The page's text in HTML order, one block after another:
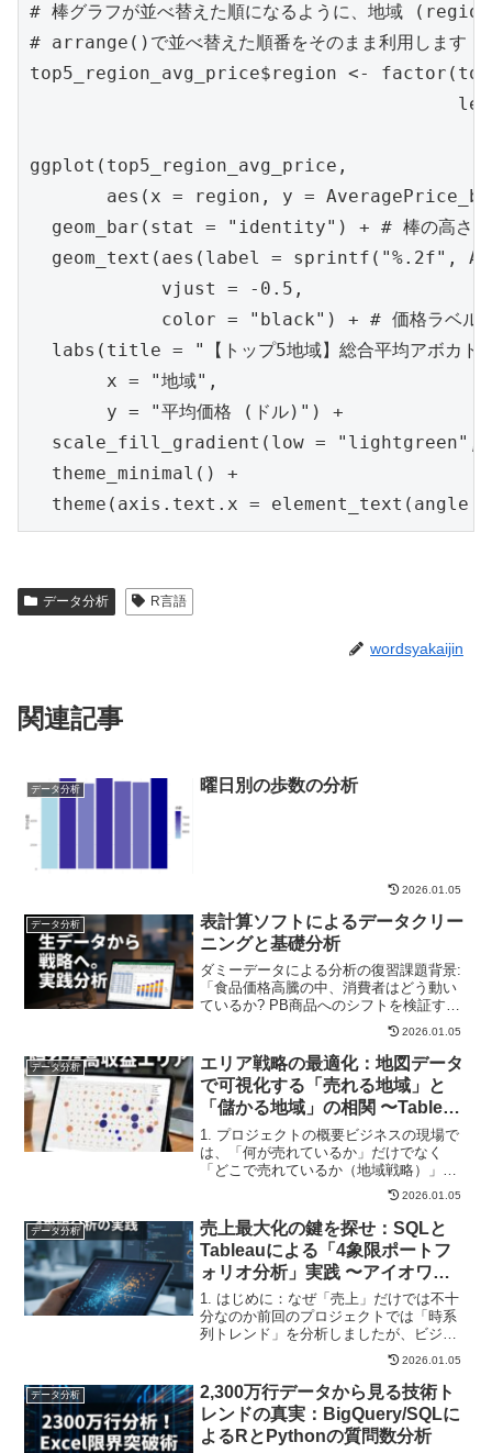
# 棒グラフが並べ替えた順になるように、地域
# arrange()で並べ替えた順番をそのまま利用します
top5_region_avg_price$region <-
ggplot(top5_region_avg_price,
aes(x = region, y =
geom_bar(stat = "identity") + # 棒の高さに
geom_text(aes(label = sprintf("%.2f",
            vjust = -0.5,
color = "black") + # 価格ラベルを
labs(title = "【トップ5地域】総合平均アボカド
       x = "地域",
       y = "平均価格 (ドル)") +
scale_fill_gradient(low = "lightgreen",
  theme_minimal() +
theme(axis.text.x = element_text(angle =
データ分析 R言語
wordsyakaijin
関連記事
データ分析 曜日別の歩数の分析
2026.01.05
データ分析
表計算ソフトによるデータクリー
ニングと基礎分析
ダミーデータによる分析の復習課題背景:
「食品価格高騰の中、消費者はどう動い
ているか? PB商品へのシフトを検証す
る」使用データとプロセス:取得した生デ
ータには不要な空白が含まれていたた
め、TRIM関数で正規化を実施 商品マス
タとVLOOK...
2026.01.05
データ分析
エリア戦略の最適化：地図データ
で可視化する「売れる地域」と
「儲かる地域」の相関 〜Tableau
マップとダッシュボードアクショ
ンによるインタラクティブ分析〜
1. プロジェクトの概要ビジネスの現場で
は、「何が売れているか」だけでなく
「どこで売れているか（地域戦略）」が
重要です。しかし、表形式のデータだけ
では地理的な偏りや隣接地域との関係は
見えてきません。本プロジェクトでは、
アイオワ州の酒類販売デ...
2026.01.05
データ分析
売上最大化の鍵を探せ：SQLと
Tableauによる「4象限ポートフ
ォリオ分析」実践 〜アイオワ州
リカーセールスデータから導く
「稼ぎ頭」商品〜
1. はじめに：なぜ「売上」だけでは不十
分なのか前回のプロジェクトでは「時系
列トレンド」を分析しましたが、ビジネ
スの現場では「売上が高い商品」が必ず
しも「会社の利益に貢献している商品」
とは限りません。本プロジェクトでは、
「売上（Volume...
2026.01.05
データ分析
2,300万行データから見る技術ト
レンドの真実：BigQuery/SQLに
よるRとPythonの質問数分析